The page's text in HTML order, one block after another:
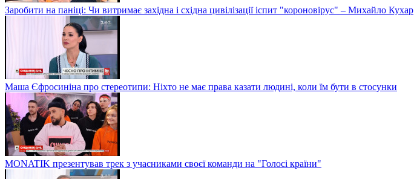
Заробити на паніці: Чи витримає західна і східна цивілізації іспит "короновірус" – Михайло Кухар
Маша Єфросиніна про стереотипи: Ніхто не має права казати людині, коли їм бути в стосунки
MONATIK презентував трек з учасниками своєї команди на "Голосі країни"